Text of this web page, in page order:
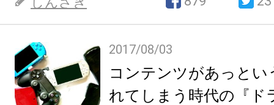
2017/08/03
コンテンツがあっとい
れてしまう時代の『ド